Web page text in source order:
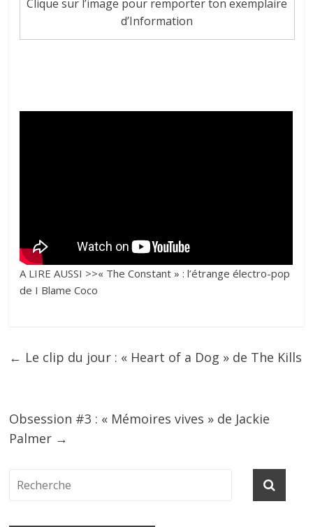
Clique sur l’image pour remporter ton exemplaire
d’Information
A LIRE AUSSI >>« The Constant » : l’étrange électro-pop
de I Blame Coco
← Le clip du jour : « Heart of a Dog » de The Kills
Obsession #3 : « Mémoires vives » de Jackie
Palmer →